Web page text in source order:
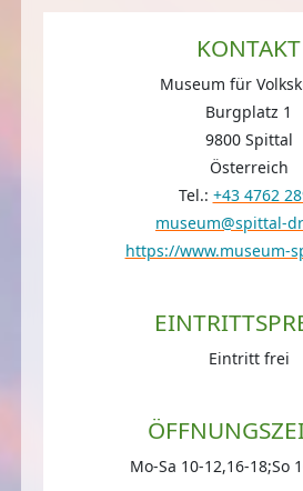
KONTAKT
Museum für
Burgplatz 1
9800 Spittal
Österreich
Tel.: +43 4762
museum@spittal-
https://www.museum-
Eintritt frei
Mo-Sa 10-12,16-18;So